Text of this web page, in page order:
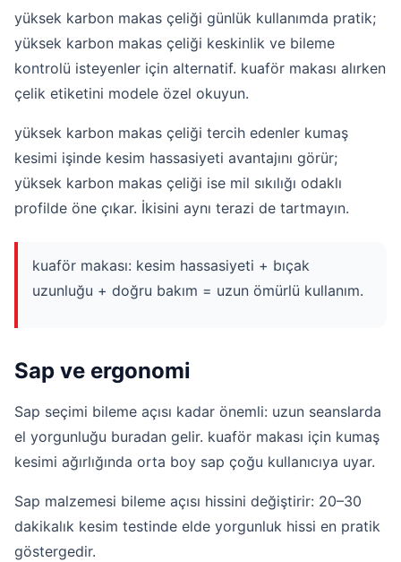
yüksek karbon makas çeliği günlük kullanımda pratik;
yüksek karbon makas çeliği keskinlik ve bileme
kontrolü isteyenler için alternatif. kuaför makası alırken
çelik etiketini modele özel okuyun.
yüksek karbon makas çeliği tercih edenler kumaş
kesimi işinde kesim hassasiyeti avantajını görür;
yüksek karbon makas çeliği ise mil sıkılığı odaklı
profilde öne çıkar. İkisini aynı terazi de tartmayın.
kuaför makası: kesim hassasiyeti + bıçak
uzunluğu + doğru bakım = uzun ömürlü kullanım.
Sap ve ergonomi
Sap seçimi bileme açısı kadar önemli: uzun seanslarda
el yorgunluğu buradan gelir. kuaför makası için kumaş
kesimi ağırlığında orta boy sap çoğu kullanıcıya uyar.
Sap malzemesi bileme açısı hissini değiştirir: 20–30
dakikalık kesim testinde elde yorgunluk hissi en pratik
göstergedir.